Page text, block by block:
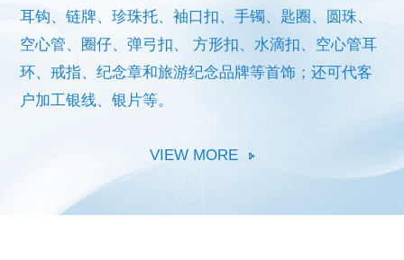
耳钩、链牌、珍珠托、袖口扣、手镯、匙圈、圆珠、
空心管、圈仔、弹弓扣、
方形扣、水滴扣、空心管耳
环、戒指、纪念章和旅游纪念品牌等首饰；还可代客
户加工银线、银片等。
VIEW MORE